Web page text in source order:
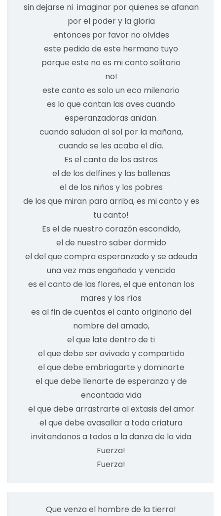
sin dejarse ni imaginar por quienes se afanan
por el poder y la gloria
entonces por favor no olvides
este pedido de este hermano tuyo
porque este no es mi canto solitario
no!
este canto es solo un eco milenario
es lo que cantan las aves cuando
esperanzadoras anidan.
cuando saludan al sol por la mañana,
cuando se les acaba el día.
Es el canto de los astros
el de los delfines y las ballenas
el de los niños y los pobres
de los que miran para arriba, es mi canto y es
tu canto!
Es el de nuestro corazón escondido,
el de nuestro saber dormido
el del que compra esperanzado y se adeuda
una vez mas engañado y vencido
es el canto de las flores, el que entonan los
mares y los ríos
es al fin de cuentas el canto originario del
nombre del amado,
el que late dentro de ti
el que debe ser avivado y compartido
el que debe embriagarte y dominarte
el que debe llenarte de esperanza y de
encantada vida
el que debe arrastrarte al extasis del amor
el que debe avasallar a toda criatura
invitandonos a todos a la danza de la vida
Fuerza!
Fuerza!
Que venza el hombre de la tierra!